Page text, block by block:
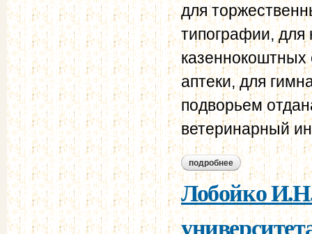
для
типографии, для
казеннокоштных
аптеки, для
подворьем
ветеринарный
подробнее о лобойко и.н.
Лобойко